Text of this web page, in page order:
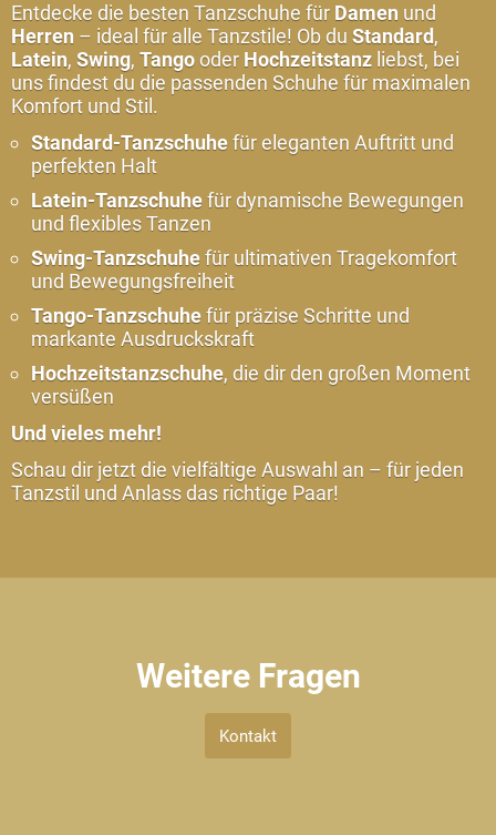
-
Tanzschuhe
Marke
Nueva
Epoca
-
Tanzschuhe
Marke
Top
Tanz
-
Tanzschuhe
Termine
Slovenian
Open
Kooperationen
Entdecke die besten Tanzschuhe für Damen und
Herren – ideal für alle Tanzstile! Ob du Standard,
Latein, Swing, Tangooder Hochzeitstanz liebst, bei
uns findest du die passenden Schuhe für maximalen
Komfort und Stil.
Standard-Tanzschuhefür eleganten Auftritt und
perfekten Halt
Latein-Tanzschuhefür dynamische Bewegungen
und flexibles Tanzen
Swing-Tanzschuhefür ultimativen Tragekomfort
und Bewegungsfreiheit
Tango-Tanzschuhefür präzise Schritte und
markante Ausdruckskraft
Hochzeitstanzschuhe, die dir den großen Moment
versüßen
Und vieles mehr!
Schau dir jetzt die vielfältige Auswahl an – für jeden
Tanzstil und Anlass das richtige Paar!
Weitere Fragen
Kontakt